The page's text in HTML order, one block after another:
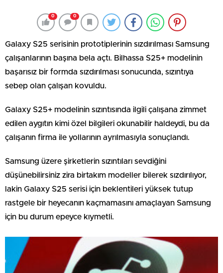
0 0
Galaxy S25 serisinin prototiplerinin sızdırılması Samsung
çalışanlarının başına bela açtı. Bilhassa S25+ modelinin
başarısız bir formda sızdırılması sonucunda, sızıntıya
sebep olan çalışan kovuldu.
Galaxy S25+ modelinin sızıntısında ilgili çalışana zimmet
edilen aygıtın kimi özel bilgileri okunabilir haldeydi, bu da
çalışanın firma ile yollarının ayrılmasıyla sonuçlandı.
Samsung üzere şirketlerin sızıntıları sevdiğini
düşünebilirsiniz zira birtakım modeller bilerek sızdırılıyor,
lakin Galaxy S25 serisi için beklentileri yüksek tutup
rastgele bir heyecanın kaçmamasını amaçlayan Samsung
için bu durum epeyce kıymetli.